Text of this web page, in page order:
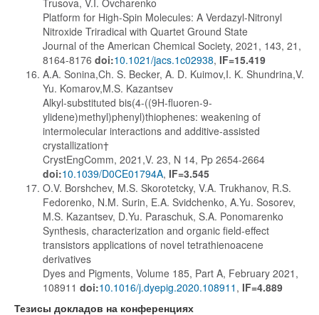
Trusova, V.I. Ovcharenko
Platform for High-Spin Molecules: A Verdazyl-Nitronyl
Nitroxide Triradical with Quartet Ground State
Journal of the American Chemical Society, 2021, 143, 21,
8164-8176 doi:10.1021/jacs.1c02938, IF=15.419
A.A. Sonina,Ch. S. Becker, A. D. Kuimov,I. K. Shundrina,V.
Yu. Komarov,M.S. Kazantsev
Alkyl-substituted bis(4-((9H-fluoren-9-
ylidene)methyl)phenyl)thiophenes: weakening of
intermolecular interactions and additive-assisted
crystallization†
CrystEngComm, 2021,V. 23, N 14, Pp 2654-2664
doi:10.1039/D0CE01794A, IF=3.545
O.V. Borshchev, M.S. Skorotetcky, V.A. Trukhanov, R.S.
Fedorenko, N.M. Surin, E.A. Svidchenko, A.Yu. Sosorev,
M.S. Kazantsev, D.Yu. Paraschuk, S.A. Ponomarenko
Synthesis, characterization and organic field-effect
transistors applications of novel tetrathienoacene
derivatives
Dyes and Pigments, Volume 185, Part A, February 2021,
108911 doi:10.1016/j.dyepig.2020.108911 , IF=4.889
Тезисы докладов на конференциях